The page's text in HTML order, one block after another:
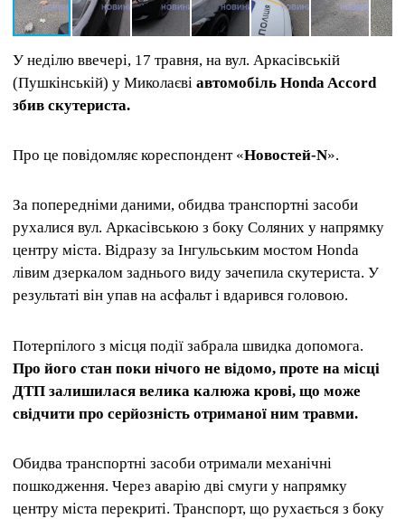
У неділю ввечері, 17 травня, на вул. Аркасівській
(Пушкінській) у Миколаєві автомобіль Honda Accord
збив скутериста.
Про це повідомляє кореспондент «Новостей-N».
За попередніми даними, обидва транспортні засоби
рухалися вул. Аркасівською з боку Соляних у напрямку
центру міста. Відразу за Інгульським мостом Honda
лівим дзеркалом заднього виду зачепила скутериста. У
результаті він упав на асфальт і вдарився головою.
Потерпілого з місця події забрала швидка допомога.
Про його стан поки нічого не відомо, проте на місці
ДТП залишилася велика калюжа крові, що може
свідчити про серйозність отриманої ним травми.
Обидва транспортні засоби отримали механічні
пошкодження. Через аварію дві смуги у напрямку
центру міста перекриті. Транспорт, що рухається з боку